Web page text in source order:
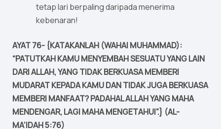
tetap lari berpaling daripada menerima
kebenaran!
AYAT 76- {KATAKANLAH (WAHAI MUHAMMAD):
“PATUTKAH KAMU MENYEMBAH SESUATU YANG LAIN
DARI ALLAH, YANG TIDAK BERKUASA MEMBERI
MUDARAT KEPADA KAMU DAN TIDAK JUGA BERKUASA
MEMBERI MANFAAT? PADAHAL ALLAH YANG MAHA
MENDENGAR, LAGI MAHA MENGETAHUI”.} (AL-
MA’IDAH 5:76)